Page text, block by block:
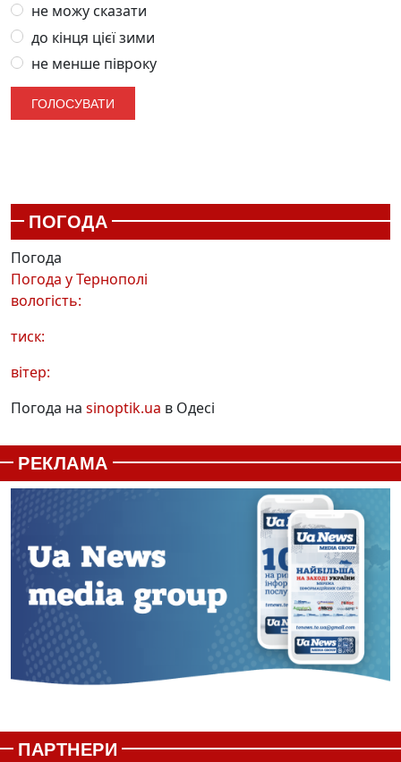
не можу сказати
до кінця цієї зими
не менше півроку
ПОГОДА
Погода
Погода уТернополі
вологість:
тиск:
вітер:
Погода на sinoptik.ua в Одесі
РЕКЛАМА
ПАРТНЕРИ